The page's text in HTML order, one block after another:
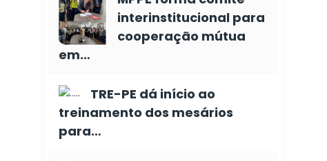
interinstitucional para
cooperação mútua
em…
TRE-PE dá início ao
treinamento dos mesários
para…